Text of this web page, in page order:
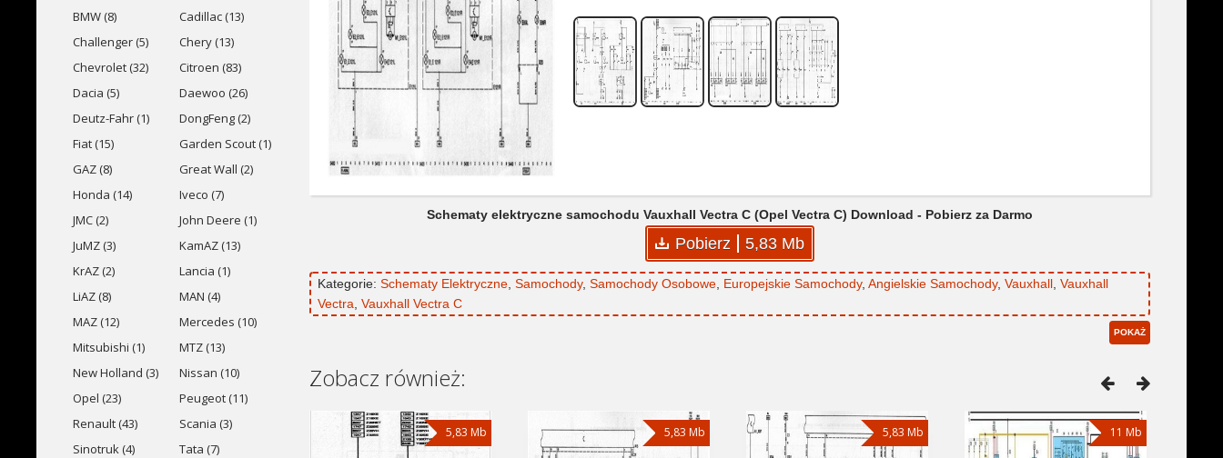
Schematy elektryczne samochodu Vauxhall Vectra C (Opel Vectra C) Download - Pobierz za Darmo
Pobierz 5,83 Mb
Kategorie: Schematy Elektryczne Samochody, Samochody Osobowe Europejskie Samochody, Angielskie Samochody, Vauxhall Vauxhall
Vectra Vauxhall Vectra C
POKAŻ
Zobacz również:
5,83 Mb 5,83 Mb 5,83 Mb 11 Mb
BMW (8)
Cadillac (13)
Challenger (5)
Chery (13)
Chevrolet (32)
Citroen (83)
Dacia (5)
Daewoo (26)
Deutz-Fahr (1)
DongFeng (2)
Fiat (15)
Garden Scout (1)
GAZ (8)
Great Wall (2)
Honda (14)
Iveco (7)
JMC (2)
John Deere (1)
JuMZ (3)
KamAZ (13)
KrAZ (2)
Lancia (1)
LiAZ (8)
MAN (4)
MAZ (12)
Mercedes (10)
Mitsubishi (1)
MTZ (13)
New Holland (3)
Nissan (10)
Opel (23)
Peugeot (11)
Renault (43)
Scania (3)
Sinotruk (4)
Tata (7)